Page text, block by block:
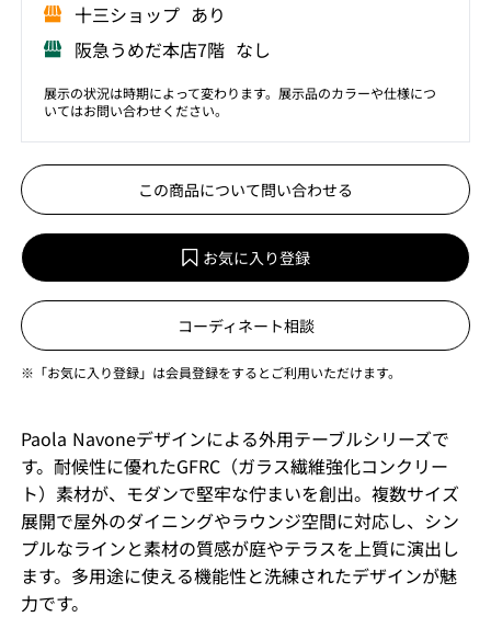
⼗三ショップ あり
阪急うめだ本店7階 なし
展示の状況は時期によって変わります。展示品のカラーや仕様につ
いてはお問い合わせください。
この商品について問い合わせる
お気に入り登録
コーディネート相談
※「お気に入り登録」は会員登録をするとご利用いただけます。
Paola Navoneデザインによる外用テーブルシリーズで
す。耐候性に優れたGFRC（ガラス繊維強化コンクリー
ト）素材が、モダンで堅牢な佇まいを創出。複数サイズ
展開で屋外のダイニングやラウンジ空間に対応し、シン
プルなラインと素材の質感が庭やテラスを上質に演出し
ます。多用途に使える機能性と洗練されたデザインが魅
力です。